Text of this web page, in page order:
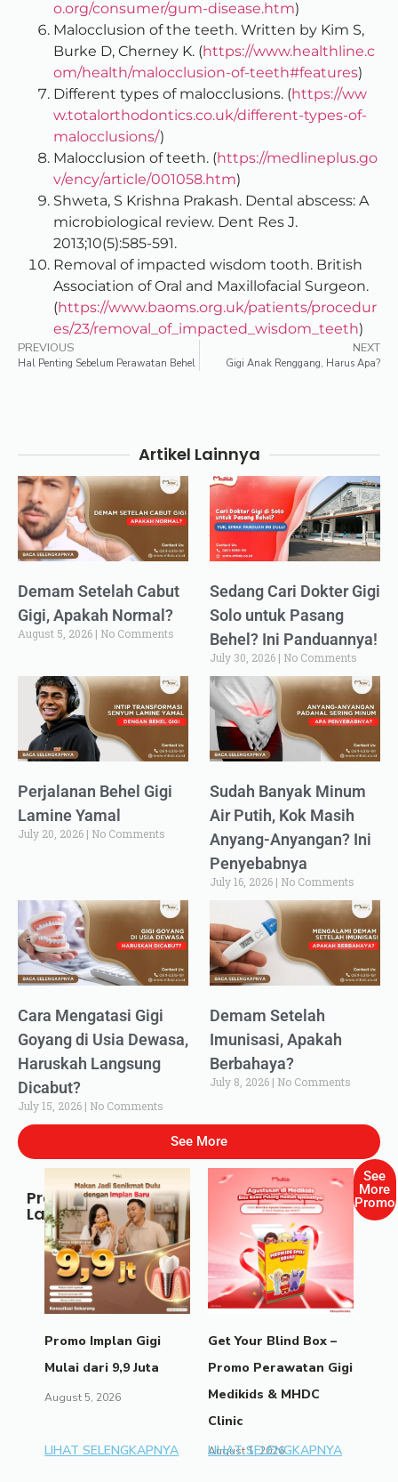
o.org/consumer/gum-disease.htm)
Malocclusion of the teeth. Written by Kim S,
Burke D, Cherney K. (https://www.healthline.c
om/health/malocclusion-of-teeth#features)
Different types of malocclusions. (https://ww
w.totalorthodontics.co.uk/different-types-of-
malocclusions/)
Malocclusion of teeth. (https://medlineplus.go
v/ency/article/001058.htm)
Shweta, S Krishna Prakash. Dental abscess: A
microbiological review. Dent Res J.
2013;10(5):585-591.
Removal of impacted wisdom tooth. British
Association of Oral and Maxillofacial Surgeon.
(https://www.baoms.org.uk/patients/procedur
es/23/removal_of_impacted_wisdom_teeth)
PREVIOUS
Hal Penting Sebelum Perawatan Behel
NEXT
Gigi Anak Renggang, Harus Apa?
Artikel Lainnya
Demam Setelah Cabut
Gigi, Apakah Normal?
August 5, 2026 No Comments
Sedang Cari Dokter Gigi
Solo untuk Pasang
Behel? Ini Panduannya!
July 30, 2026 No Comments
Perjalanan Behel Gigi
Lamine Yamal
July 20, 2026 No Comments
Sudah Banyak Minum
Air Putih, Kok Masih
Anyang-Anyangan? Ini
Penyebabnya
July 16, 2026 No Comments
Cara Mengatasi Gigi
Goyang di Usia Dewasa,
Haruskah Langsung
Dicabut?
July 15, 2026 No Comments
Demam Setelah
Imunisasi, Apakah
Berbahaya?
July 8, 2026 No Comments
See More
Promo
Lainnya
Promo Implan Gigi
Mulai dari 9,9 Juta
August 5, 2026
LIHAT SELENGKAPNYA
Get Your Blind Box –
Promo Perawatan Gigi
Medikids & MHDC
Clinic
August 1, 2026
LIHAT SELENGKAPNYA
See
More
Promo